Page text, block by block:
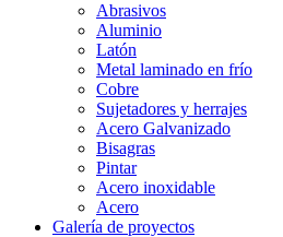
Abrasivos
Aluminio
Latón
Metal laminado en frío
Cobre
Sujetadores y herrajes
Acero Galvanizado
Bisagras
Pintar
Acero inoxidable
Acero
Galería de proyectos